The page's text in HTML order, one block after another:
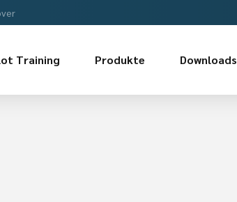
Training Produkte Downloads